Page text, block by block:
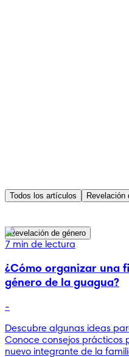
Todos los artículos Revelación
Revelación de género
7 min de lectura
¿Cómo organizar una
género de la guagua?
-
Descubre algunas ideas
Conoce consejos prácticos
nuevo integrante de la